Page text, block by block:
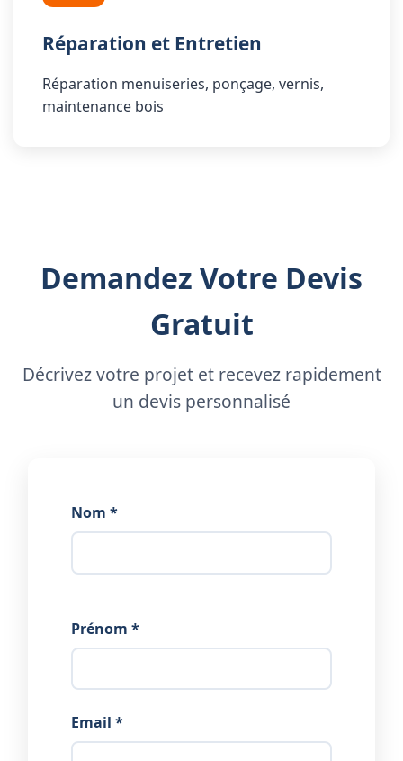
Réparation et Entretien
Réparation menuiseries, ponçage, vernis,
maintenance bois
Demandez Votre Devis
Gratuit
Décrivez votre projet et recevez rapidement
un devis personnalisé
Nom *
Prénom *
Email *